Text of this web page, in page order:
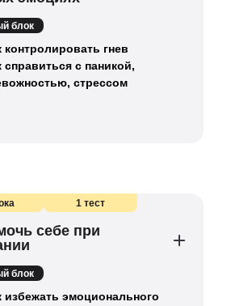
блок
контролировать гнев
справиться с паникой,
стрессом
1 тест
себе при
блок
избежать эмоционального